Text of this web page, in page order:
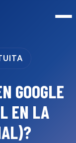
GOOGLE
EN LA
?